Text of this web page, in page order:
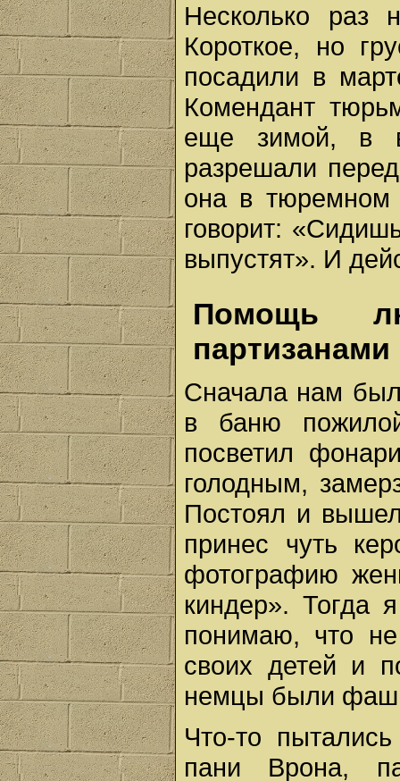
Несколько раз
Короткое, но
посадили в
Комендант
еще зимой, в
разрешали
она в тюремном
говорит:
выпустят». И
Помощь
партизанами
Сначала нам
в баню
посветил
голодным,
Постоял и
принес чуть
фотографию
киндер». Тогда
понимаю, что
своих детей и
немцы были
Что-то
пани Врона,